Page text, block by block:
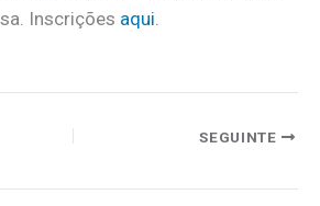
Inscrições aqui
SEGUINTE